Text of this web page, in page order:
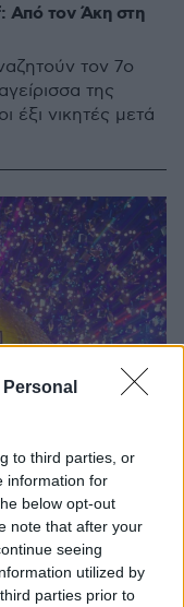
to third parties, or
information for
below opt-out
note that after your
seeing
utilized by
parties prior to
Από τον Άκη στη
τον 7ο
της
έξι νικητές μετά